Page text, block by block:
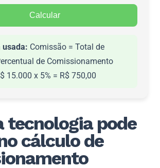
Calcular
usada: Comissão = Total de
de Comissionamento
15.000 x 5% = R$ 750,00
tecnologia pode
cálculo de